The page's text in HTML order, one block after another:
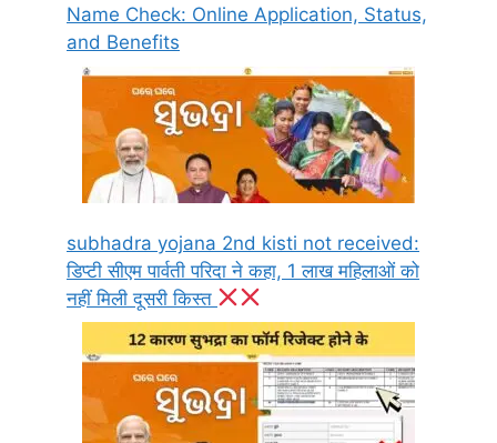
Name Check: Online Application, Status,
and Benefits
subhadra yojana 2nd kisti not received:
डिप्टी सीएम पार्वती परिदा ने कहा, 1 लाख महिलाओं को
नहीं मिली दूसरी किस्त